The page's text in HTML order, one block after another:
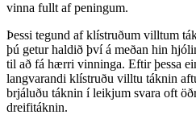
vinna fullt af peningum.
Þessi tegund af klístruðum villtum
þú getur haldið því á meðan hin
til að fá hærri vinninga. Eftir þessa
langvarandi klístruðu villtu táknin
brjáluðu táknin í leikjum svara oft
dreifitáknin.